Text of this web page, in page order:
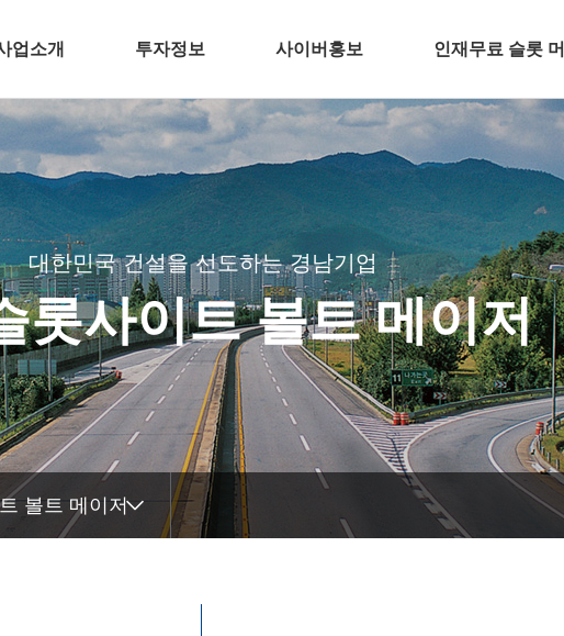
업소개
주택개발
토목
플랜트
환경
해외
인테리어
투자정보
전자공고
사이버홍보
언론 속 경남기업
분양뉴스
CI
BI
TV광고
공기질 측정결과
인재무료 슬롯
인재무료 슬
인사/교육/
슬롯사이트 볼
경남기업 주요
바로가기
대한민국 건설을 선도하는 경남기업
롯사이트 볼트 메이저
볼트 메이저